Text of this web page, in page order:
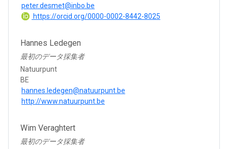
peter.desmet@inbo.be
https://orcid.org/0000-0002-8442-8025
Hannes Ledegen
最初のデータ採集者
Natuurpunt
BE
hannes.ledegen@natuurpunt.be
http://www.natuurpunt.be
Wim Veraghtert
最初のデータ採集者